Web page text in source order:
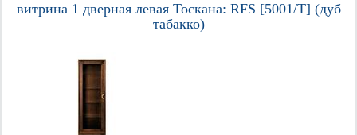
витрина 1 дверная левая Тоскана: RFS [5001/T] (дуб
табакко)